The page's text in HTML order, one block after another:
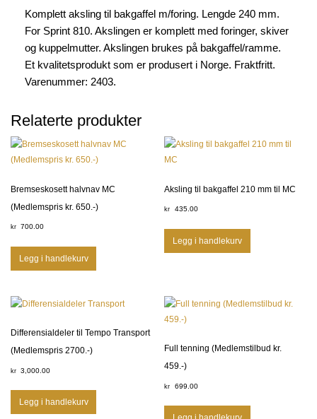
Komplett aksling til bakgaffel m/foring. Lengde 240 mm.
For Sprint 810. Akslingen er komplett med foringer, skiver
og kuppelmutter. Akslingen brukes på bakgaffel/ramme.
Et kvalitetsprodukt som er produsert i Norge. Fraktfritt.
Varenummer: 2403.
Relaterte produkter
Bremseskosett halvnav MC
(Medlemspris kr. 650.-)
kr 700.00
Legg i handlekurv
Aksling til bakgaffel 210 mm til MC
kr 435.00
Legg i handlekurv
Differensialdeler til Tempo Transport
(Medlemspris 2700.-)
kr 3,000.00
Legg i handlekurv
Full tenning (Medlemstilbud kr.
459.-)
kr 699.00